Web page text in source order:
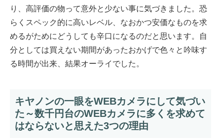
り、高評価の物って意外と少ない事に気づきました。恐
らくスペック的に高いレベル、なおかつ安価なものを求
めるがためにどうしても辛口になるのだと思います。自
分としては買えない期間があったおかげで色々と吟味す
る時間が出来、結果オーライでした。
キヤノンの一眼をWEBカメラにして気づい
た～数千円台のWEBカメラに多くを求めて
はならないと思えた3つの理由